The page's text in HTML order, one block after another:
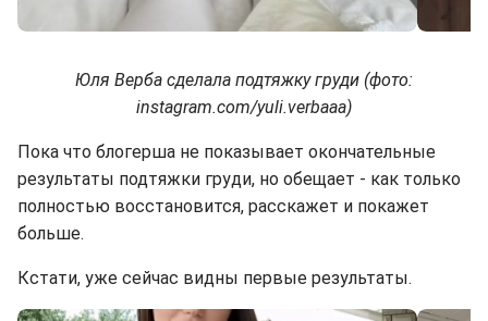
Юля Верба сделала подтяжку груди (фото:
instagram.com/yuli.verbaaa)
Пока что блогерша не показывает окончательные
результаты подтяжки груди, но обещает - как только
полностью восстановится, расскажет и покажет
больше.
Кстати, уже сейчас видны первые результаты.